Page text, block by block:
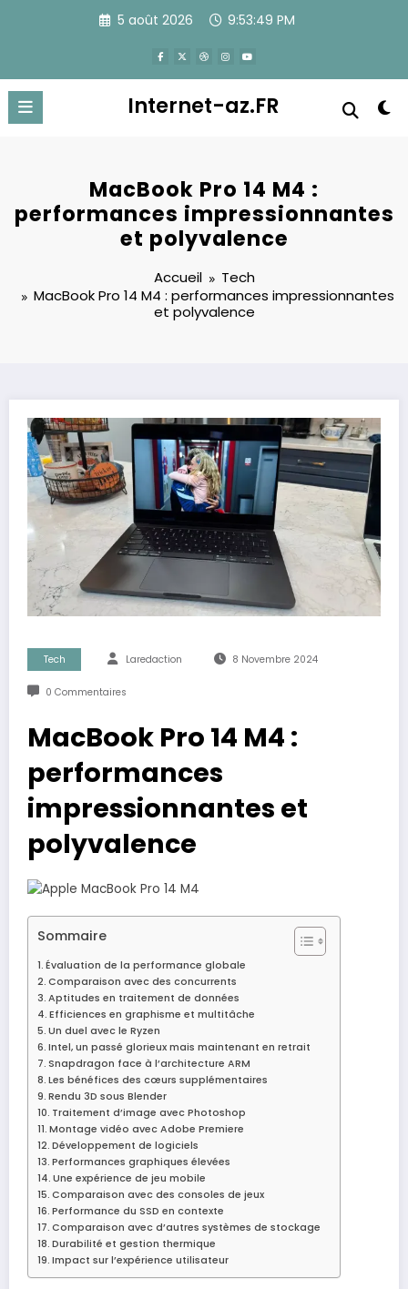
5 août 2026 9:53:50 PM
Internet-az.FR
MacBook Pro 14 M4 :
performances impressionnantes
et polyvalence
Accueil
Tech
MacBook Pro 14 M4 : performances impressionnantes
et polyvalence
Tech Laredaction 8 Novembre 2024
0 Commentaires
MacBook Pro 14 M4 :
performances
impressionnantes et
polyvalence
Sommaire
Évaluation de la performance globale
Comparaison avec des concurrents
Aptitudes en traitement de données
Efficiences en graphisme et multitâche
Un duel avec le Ryzen
Intel, un passé glorieux mais maintenant en retrait
Snapdragon face à l’architecture ARM
Les bénéfices des cœurs supplémentaires
Rendu 3D sous Blender
Traitement d’image avec Photoshop
Montage vidéo avec Adobe Premiere
Développement de logiciels
Performances graphiques élevées
Une expérience de jeu mobile
Comparaison avec des consoles de jeux
Performance du SSD en contexte
Comparaison avec d’autres systèmes de stockage
Durabilité et gestion thermique
Impact sur l’expérience utilisateur